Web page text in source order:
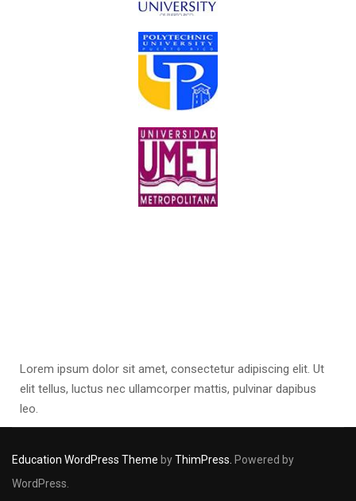
Lorem ipsum dolor sit amet, consectetur adipiscing elit. Ut
elit tellus, luctus nec ullamcorper mattis, pulvinar dapibus
leo.
Education WordPress Theme byThimPress. Powered by
WordPress.